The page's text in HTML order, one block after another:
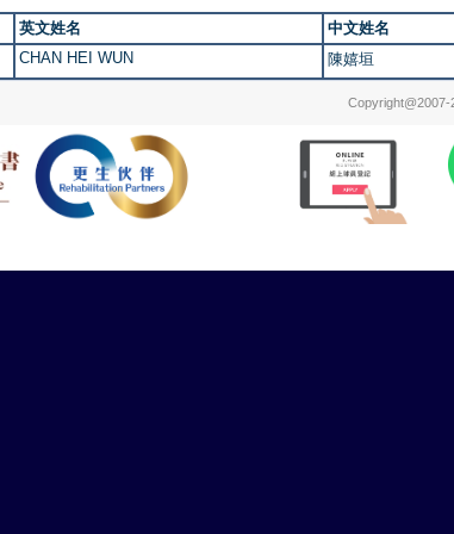
英文姓名 中文姓名
CHAN HEI WUN
陳嬉垣